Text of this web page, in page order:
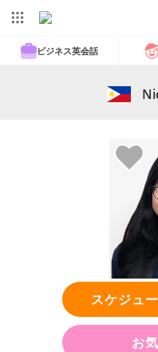
ビジネス英会話
スケジュ
お